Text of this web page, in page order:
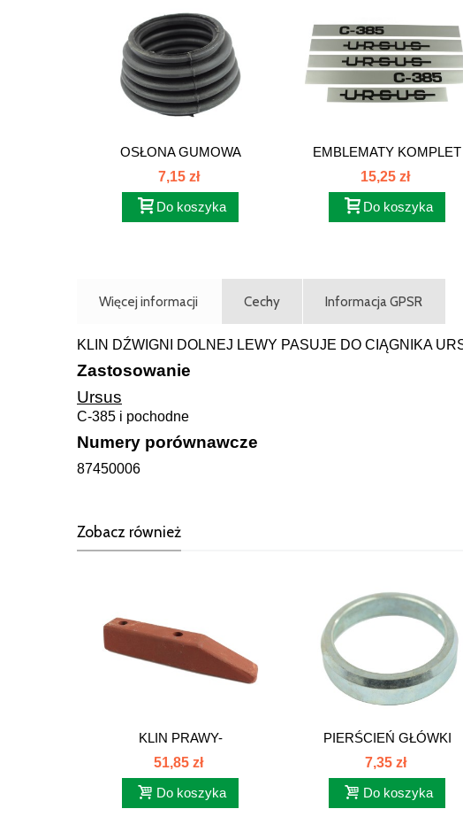
OSŁONA GUMOWA
ZWROTNICY...
7,15 zł
Do koszyka
EMBLEMATY KOMPLET
NAKLEJEK...
15,25 zł
Do koszyka
Więcej informacji Cechy Informacja GPSR
KLIN DŹWIGNI DOLNEJ LEWY PASUJE DO CIĄGNIKA
Zastosowanie
Ursus
C-385 i pochodne
Numery porównawcze
87450006
Zobacz również
KLIN PRAWY-
UKŁ.ZAWIESZENIA....
51,85 zł
Do koszyka
PIERŚCIEŃ GŁÓWKI
ŁĄCZNIKA Fi 32...
7,35 zł
Do koszyka